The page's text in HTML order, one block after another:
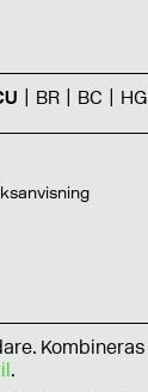
BR BC HG
Kombineras
.